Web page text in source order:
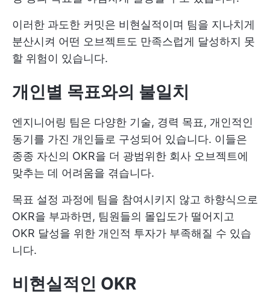
이러한 과도한 커밋은 비현실적이며 팀을 지나치게
분산시켜 어떤 오브젝트도 만족스럽게 달성하지 못
할 위험이 있습니다.
개인별 목표와의 불일치
엔지니어링 팀은 다양한 기술, 경력 목표, 개인적인
동기를 가진 개인들로 구성되어 있습니다. 이들은
종종 자신의 OKR을 더 광범위한 회사 오브젝트에
맞추는 데 어려움을 겪습니다.
목표 설정 과정에 팀을 참여시키지 않고 하향식으로
OKR을 부과하면, 팀원들의 몰입도가 떨어지고
OKR 달성을 위한 개인적 투자가 부족해질 수 있습
니다.
비현실적인 OKR